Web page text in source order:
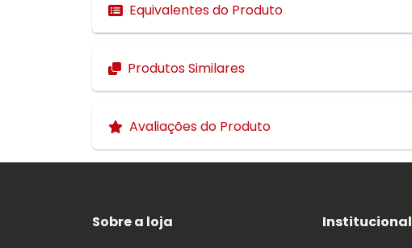
Equivalentes do Produto
Produtos Similares
Avaliações do Produto
Sobre a loja
Institucional